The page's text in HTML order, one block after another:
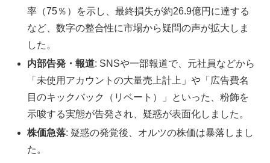
率（75％）を示し、最終損失が約26.9億円に達する
など、数字の整合性に市場から疑問の声が拡大しま
した。
内部告発・報道: SNSや一部報道で、元社員などから
「未使用アカウントの大量売上計上」や「広告費名
目のキックバック（リベート）」といった、粉飾を
示唆する実態が告発され、疑惑が表面化しました。
株価急落: 疑惑の発覚後、オルツの株価は暴落しまし
た。